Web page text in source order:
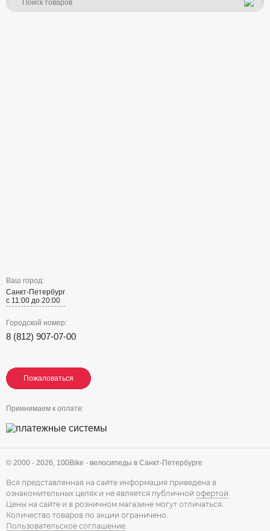
Ваш город:
Санкт-Петербург
с 11:00 до 20:00
Городской номер:
8 (812) 907-07-00
Пожаловаться
Пожаловаться
Пожаловаться
Приинимаем к оплате:
© 2000 - 2026, 100Bike - велосипеды в Санкт-Петербурге
Вся представленная на сайте информация приведена в
ознакомительных целях и не является публичной офертой.
Цены на сайте и в розничном магазине могут отличаться.
Количество товаров по акции ограничено.
Пользовательское соглашение.